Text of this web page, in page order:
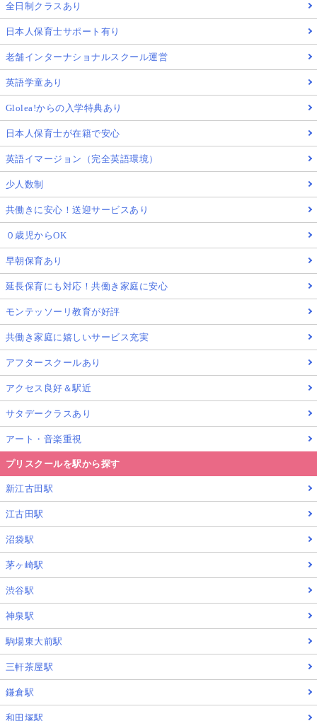
全日制クラスあり
日本人保育士サポート有り
老舗インターナショナルスクール運営
英語学童あり
Glolea!からの入学特典あり
日本人保育士が在籍で安心
英語イマージョン（完全英語環境）
少人数制
共働きに安心！送迎サービスあり
０歳児からOK
早朝保育あり
延長保育にも対応！共働き家庭に安心
モンテッソーリ教育が好評
共働き家庭に嬉しいサービス充実
アフタースクールあり
アクセス良好＆駅近
サタデークラスあり
アート・音楽重視
プリスクールを駅から探す
新江古田駅
江古田駅
沼袋駅
茅ヶ崎駅
渋谷駅
神泉駅
駒場東大前駅
三軒茶屋駅
鎌倉駅
和田塚駅